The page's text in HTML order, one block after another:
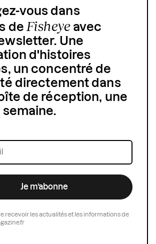
vous dans
deFisheyeavec
Une
d'histoires
un concentré de
directement dans
de réception, une
Je m’abonne
recevoir les actualités et les informations de